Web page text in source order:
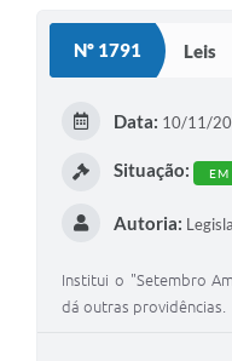
Nº 1791 Leis
Data: 10/11/
Situação: EM
Autoria:
Institui o "Setembro
dá outras providências.